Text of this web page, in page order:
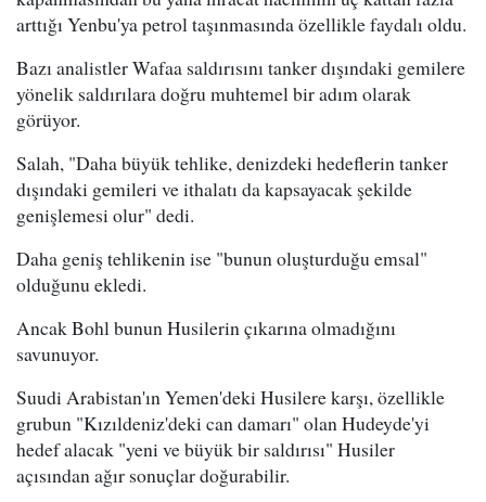
arttığı Yenbu'ya petrol taşınmasında özellikle faydalı oldu.
Bazı analistler Wafaa saldırısını tanker dışındaki gemilere
yönelik saldırılara doğru muhtemel bir adım olarak
görüyor.
Salah, "Daha büyük tehlike, denizdeki hedeflerin tanker
dışındaki gemileri ve ithalatı da kapsayacak şekilde
genişlemesi olur" dedi.
Daha geniş tehlikenin ise "bunun oluşturduğu emsal"
olduğunu ekledi.
Ancak Bohl bunun Husilerin çıkarına olmadığını
savunuyor.
Suudi Arabistan'ın Yemen'deki Husilere karşı, özellikle
grubun "Kızıldeniz'deki can damarı" olan Hudeyde'yi
hedef alacak "yeni ve büyük bir saldırısı" Husiler
açısından ağır sonuçlar doğurabilir.